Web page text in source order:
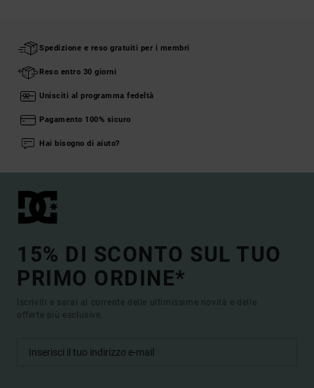
Spedizione e reso gratuiti per i membri
Reso entro 30 giorni
Unisciti al programma fedeltà
Pagamento 100% sicuro
Hai bisogno di aiuto?
15% DI SCONTO SUL TUO
PRIMO ORDINE*
Iscriviti e sarai al corrente delle ultimissime novità e delle
offerte più esclusive.